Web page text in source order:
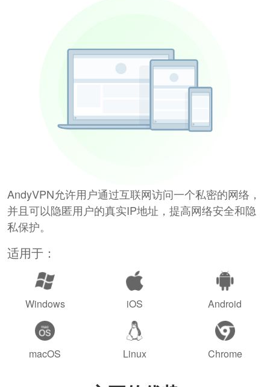
AndyVPN允许用户通过互联网访问一个私密的网络，
并且可以隐匿用户的真实IP地址，提高网络安全和隐
私保护。
适用于：
Windows iOS Android
macOS Linux Chrome